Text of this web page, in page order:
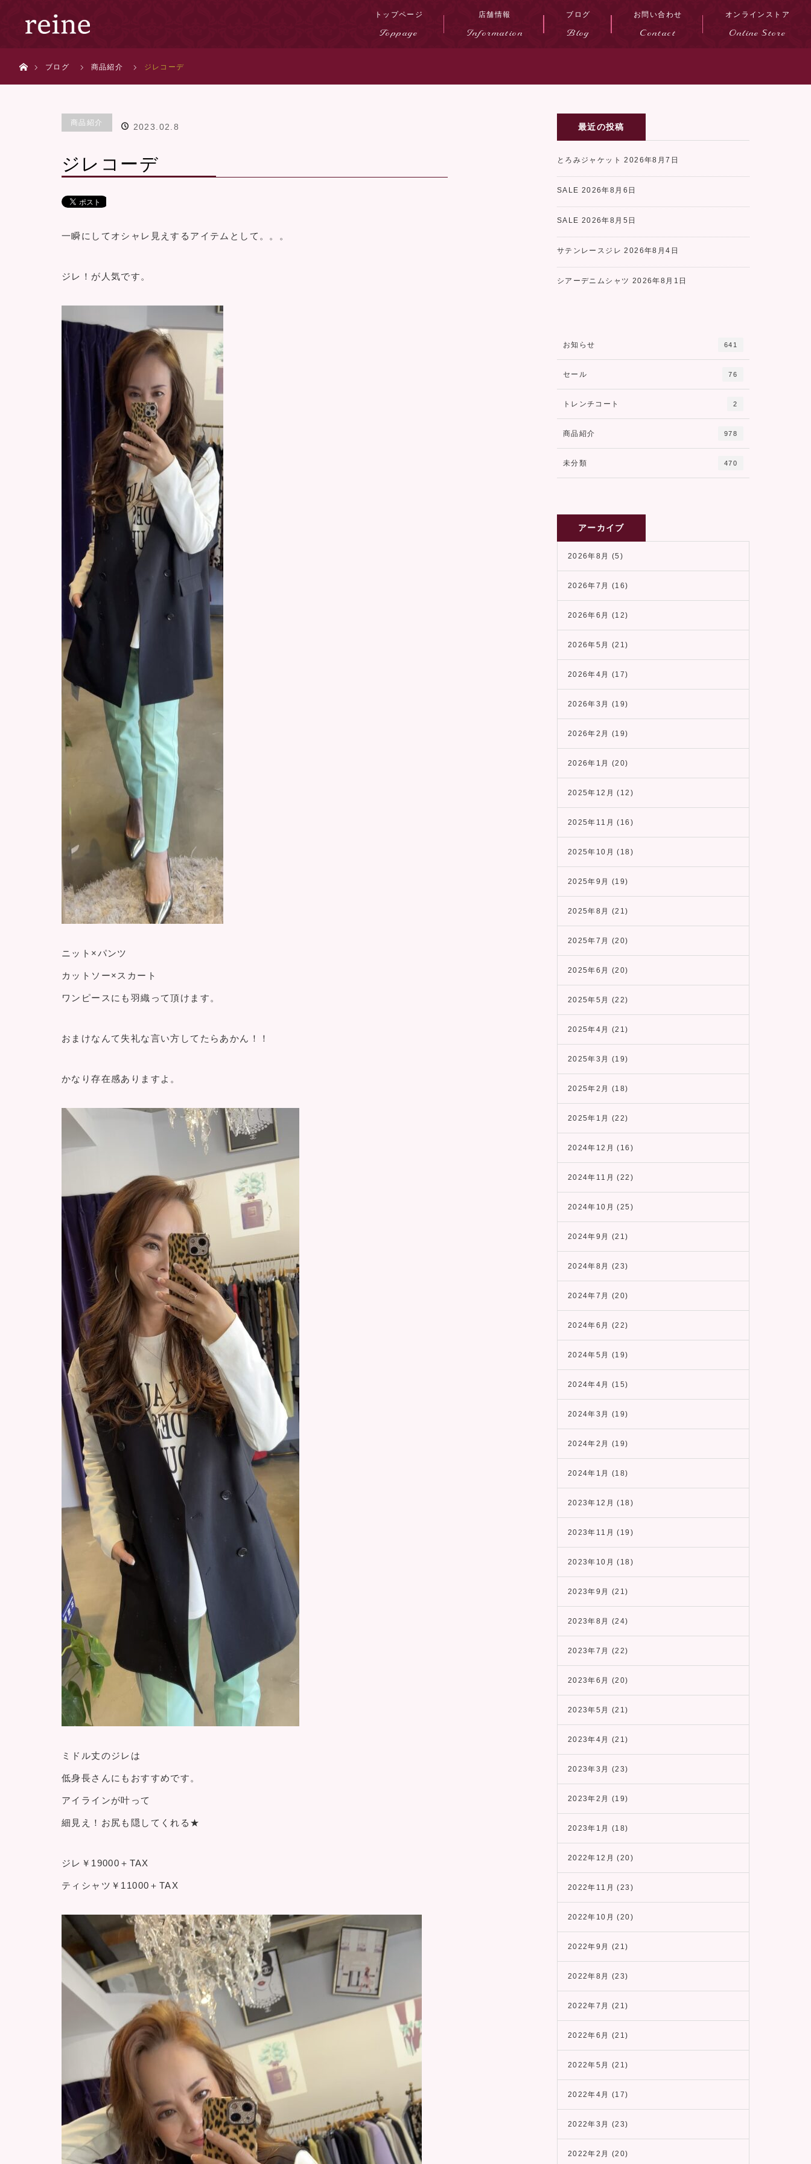
トップページ
Toppage
店舗情報
Information
ブログ
Blog
お問い合わせ
Contact
オンラインストア
Online Store
ブログ
商品紹介 ジレコーデ
商品紹介 2023.02.8
ジレコーデ
一瞬にしてオシャレ見えするアイテムとして。。。
ジレ！が人気です。
ニット×パンツ
カットソー×スカート
ワンピースにも羽織って頂けます。
おまけなんて失礼な言い方してたらあかん！！
かなり存在感ありますよ。
ミドル丈のジレは
低身長さんにもおすすめです。
アイラインが叶って
細見え！お尻も隠してくれる★
ジレ￥19000＋TAX
ティシャツ￥11000＋TAX
最近の投稿
とろみジャケット 2026年8月7日
SALE 2026年8月6日
SALE 2026年8月5日
サテンレースジレ 2026年8月4日
シアーデニムシャツ 2026年8月1日
お知らせ 641
セール 76
トレンチコート 2
商品紹介 978
未分類 470
アーカイブ
2026年8月 (5)
2026年7月 (16)
2026年6月 (12)
2026年5月 (21)
2026年4月 (17)
2026年3月 (19)
2026年2月 (19)
2026年1月 (20)
2025年12月 (12)
2025年11月 (16)
2025年10月 (18)
2025年9月 (19)
2025年8月 (21)
2025年7月 (20)
2025年6月 (20)
2025年5月 (22)
2025年4月 (21)
2025年3月 (19)
2025年2月 (18)
2025年1月 (22)
2024年12月 (16)
2024年11月 (22)
2024年10月 (25)
2024年9月 (21)
2024年8月 (23)
2024年7月 (20)
2024年6月 (22)
2024年5月 (19)
2024年4月 (15)
2024年3月 (19)
2024年2月 (19)
2024年1月 (18)
2023年12月 (18)
2023年11月 (19)
2023年10月 (18)
2023年9月 (21)
2023年8月 (24)
2023年7月 (22)
2023年6月 (20)
2023年5月 (21)
2023年4月 (21)
2023年3月 (23)
2023年2月 (19)
2023年1月 (18)
2022年12月 (20)
2022年11月 (23)
2022年10月 (20)
2022年9月 (21)
2022年8月 (23)
2022年7月 (21)
2022年6月 (21)
2022年5月 (21)
2022年4月 (17)
2022年3月 (23)
2022年2月 (20)